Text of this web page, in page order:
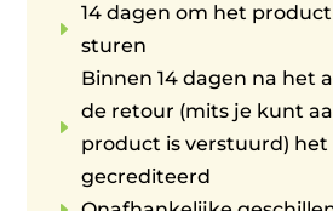
E
14 dagen om het
sturen
E
Binnen 14 dagen na het
de retour (mits je kunt
product is verstuurd) het
gecrediteerd